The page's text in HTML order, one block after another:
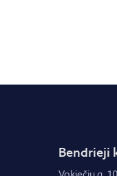
Bendrieji